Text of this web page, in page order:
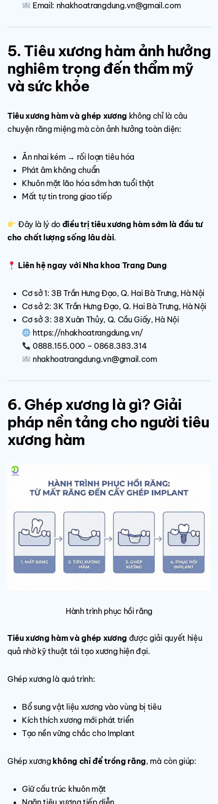
Email: nhakhoatrangdung.vn@gmail.com
5. Tiêu xương hàm ảnh hưởng
nghiêm trọng đến thẩm mỹ
và sức khỏe
Tiêu xương hàm và ghép xương không chỉ là câu
chuyện răng miệng mà còn ảnh hưởng toàn diện:
Ăn nhai kém → rối loạn tiêu hóa
Phát âm không chuẩn
Khuôn mặt lão hóa sớm hơn tuổi thật
Mất tự tin trong giao tiếp
Đây là lý do điều trị tiêu xương hàm sớm là đầu tư
cho chất lượng sống lâu dài.
Liên hệ ngay với Nha khoa Trang Dung
Cơ sở 1: 3B Trần Hưng Đạo, Q. Hai Bà Trưng, Hà Nội
Cơ sở 2: 3K Trần Hưng Đạo, Q. Hai Bà Trưng, Hà Nội
Cơ sở 3: 38 Xuân Thủy, Q. Cầu Giấy, Hà Nội
https://nhakhoatrangdung.vn/
0888.155.000 – 0868.383.314
nhakhoatrangdung.vn@gmail.com
6. Ghép xương là gì? Giải
pháp nền tảng cho người tiêu
xương hàm
Hành trình phục hồi răng
Tiêu xương hàm và ghép xương được giải quyết hiệu
quả nhờ kỹ thuật tái tạo xương hiện đại.
Ghép xương là quá trình:
Bổ sung vật liệu xương vào vùng bị tiêu
Kích thích xương mới phát triển
Tạo nền vững chắc cho Implant
Ghép xương không chỉ để trồng răng, mà còn giúp:
Giữ cấu trúc khuôn mặt